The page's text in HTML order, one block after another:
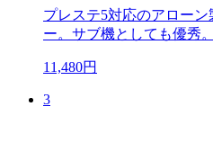
プレステ5対応のアロー
ー。サブ機としても優秀。
11,480円
3